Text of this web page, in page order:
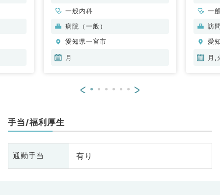
一般内科
病院（一般）
愛知県一宮市
月
一
訪
愛
月,
< >
手当/福利厚生
通勤手当 有り